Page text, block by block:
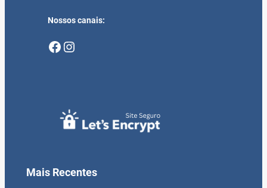
Nossos canais:
Facebook Instagram
Mais Recentes